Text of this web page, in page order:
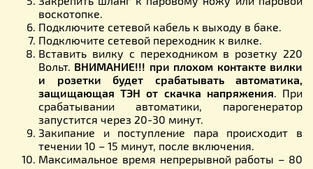
воскотопке.
Подключите сетевой кабель к выходу в баке.
Подключите сетевой переходник к вилке.
Вставить вилку с переходником в розетку 220
Вольт. ВНИМАНИЕ!!! при плохом контакте вилки
и розетки будет срабатывать автоматика,
защищающая ТЭН от скачка напряжения. При
срабатывании автоматики, парогенератор
запустится через 20-30 минут.
Закипание и поступление пара происходит в
течении 10 – 15 минут, после включения.
Максимальное время непрерывной работы – 80